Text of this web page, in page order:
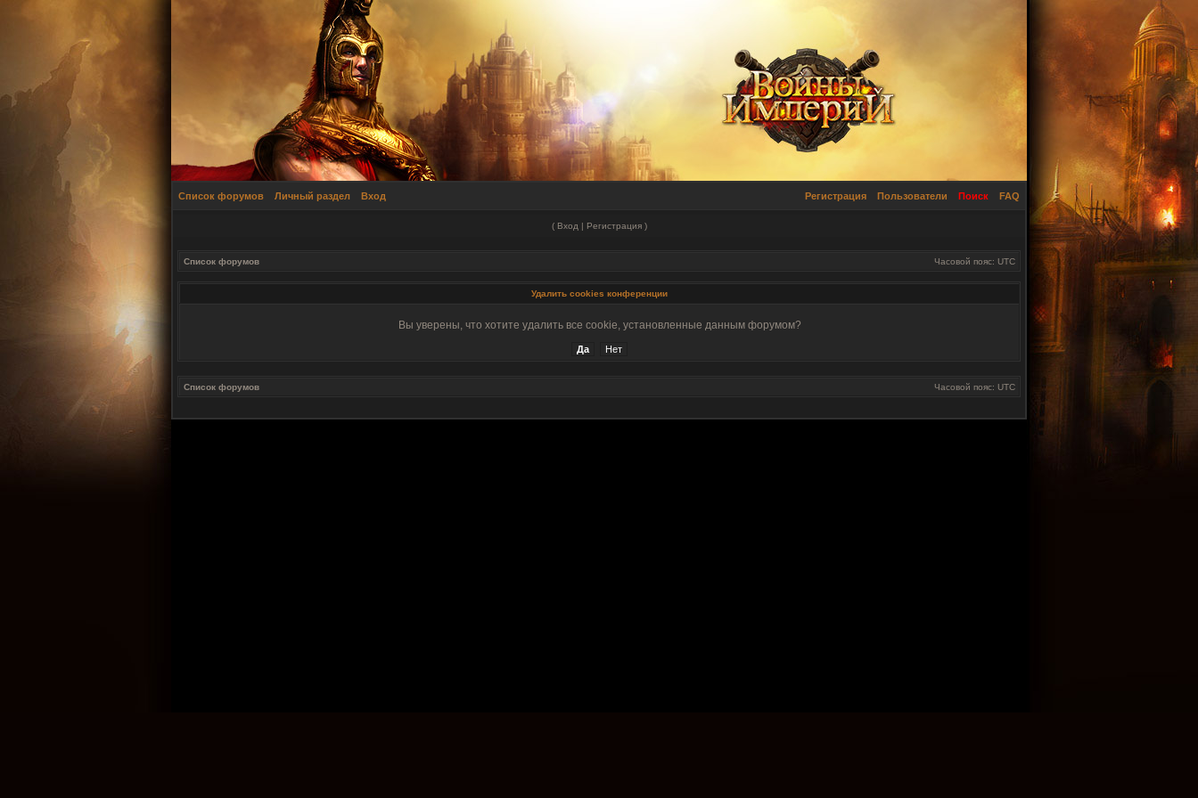
Список форумов Личный раздел Вход FAQ
Поиск
Пользователи
Регистрация
( Вход | Регистрация)
Список форумов Часовой пояс: UTC
Удалить cookies конференции
Вы уверены, что хотите удалить все cookie, установленные данным форумом?
Список форумов Часовой пояс: UTC